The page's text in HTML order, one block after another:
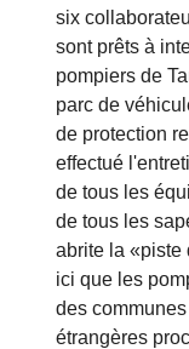
six
sont prêts à
pompiers de
parc de
de protection
effectué
de tous les
de tous les
abrite la «piste
ici que les
des
étrangères